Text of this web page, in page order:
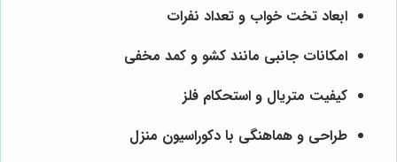
ابعاد تخت خواب و تعداد نفرات
امکانات جانبی مانند کشو و کمد مخفی
کیفیت متریال و استحکام فلز
طراحی و هماهنگی با دکوراسیون منزل